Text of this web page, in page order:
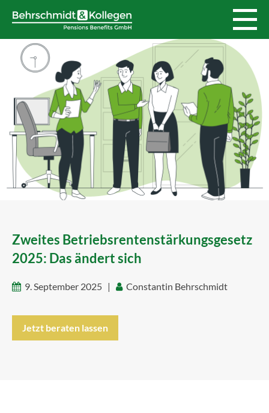
Zweites Betriebsrentenstärkungsgesetz
2025: Das ändert sich
9. September 2025 | Constantin Behrschmidt
Jetzt beraten lassen